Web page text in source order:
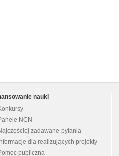
nauki
NCN
zadawane pytania
dla realizujących projekty
publiczna